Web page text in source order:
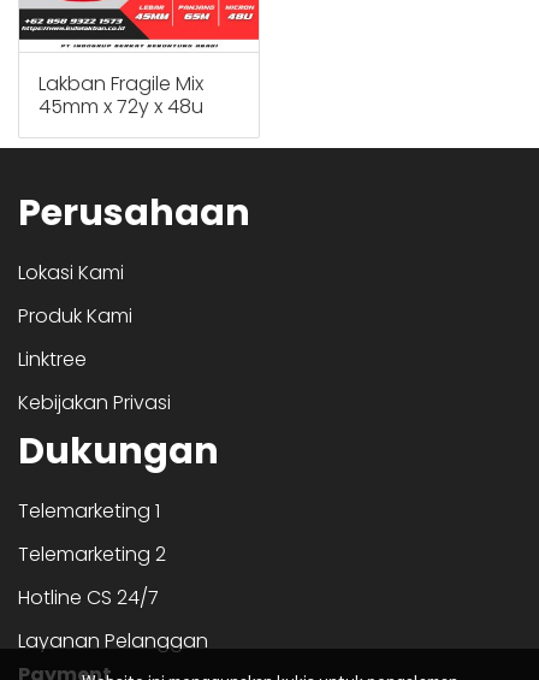
Lakban Fragile Mix
45mm x 72y x 48u
Perusahaan
Lokasi Kami
Produk Kami
Linktree
Kebijakan Privasi
Dukungan
Telemarketing 1
Telemarketing 2
Hotline CS 24/7
Layanan Pelanggan